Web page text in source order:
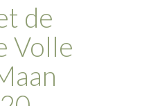
de
Volle